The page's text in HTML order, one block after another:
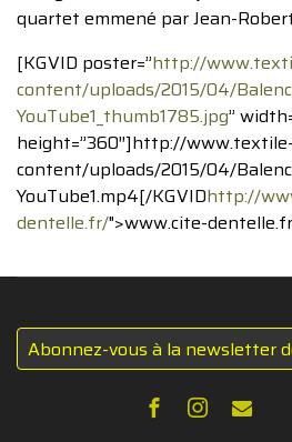
quartet emmené par Jean-
[KGVID poster=”http://
content/uploads/2015/04/
YouTube1_thumb1785.jpg”
height=”360″]http://
content/uploads/2015/04/
YouTube1.mp4[/KGVIDhttp://
dentelle.fr/">www.cite-dentelle.fr
Abonnez-vous à la newsletter